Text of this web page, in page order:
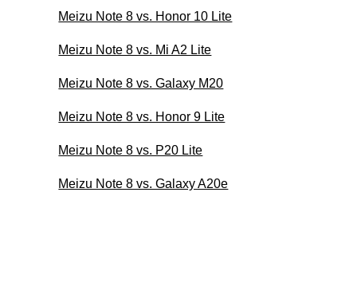
Meizu Note 8 vs. Honor 10 Lite
Meizu Note 8 vs. Mi A2 Lite
Meizu Note 8 vs. Galaxy M20
Meizu Note 8 vs. Honor 9 Lite
Meizu Note 8 vs. P20 Lite
Meizu Note 8 vs. Galaxy A20e